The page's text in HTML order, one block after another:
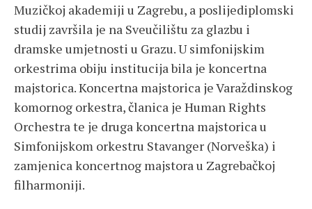
Muzičkoj akademiji u Zagrebu, a poslijediplomski
studij završila je na Sveučilištu za glazbu i
dramske umjetnosti u Grazu. U simfonijskim
orkestrima obiju institucija bila je koncertna
majstorica. Koncertna majstorica je Varaždinskog
komornog orkestra, članica je Human Rights
Orchestra te je druga koncertna majstorica u
Simfonijskom orkestru Stavanger (Norveška) i
zamjenica koncertnog majstora u Zagrebačkoj
filharmoniji.